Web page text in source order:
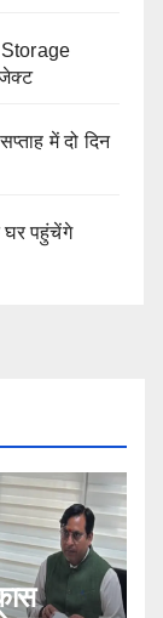
Storage
में दो दिन
घर पहुंचेंगे